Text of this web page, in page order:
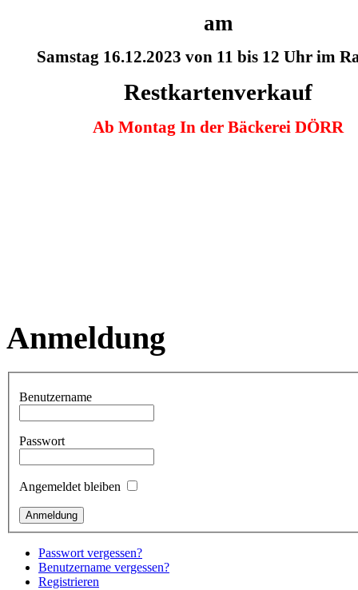
am
Samstag 16.12.2023 von 11 bis 12 Uhr im
Restkartenverkauf
Ab Montag In der Bäckerei DÖRR
Anmeldung
Benutzername
Passwort
Angemeldet bleiben
Passwort vergessen?
Benutzername vergessen?
Registrieren